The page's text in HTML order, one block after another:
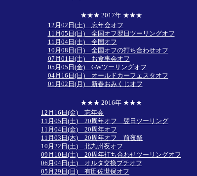
★★★ 2017年 ★★★
12月02日(土) 忘年会オフ
11月05日(日) 全国オフ翌日ツーリングオフ
11月04日(土) 全国オフ
10月08日(日) 全国オフの打ち合わせオフ
07月01日(土) お食事会オフ
05月05日(金) GWツーリングオフ
04月16日(日) オールドカーフェスタオフ
01月02日(月) 新春おみくじオフ
★★★ 2016年 ★★★
12月16日(金) 忘年会
11月05日(土) 20周年オフ 翌日ツーリング
11月04日(金) 20周年オフ
11月03日(木) 20周年オフ 前夜祭
10月22日(土) 北九州夜オフ
09月10日(土) 20周年打ち合わせツーリングオフ
06月04日(土) オルタ交換プチオフ
05月29日(日) 有田佐世保オフ